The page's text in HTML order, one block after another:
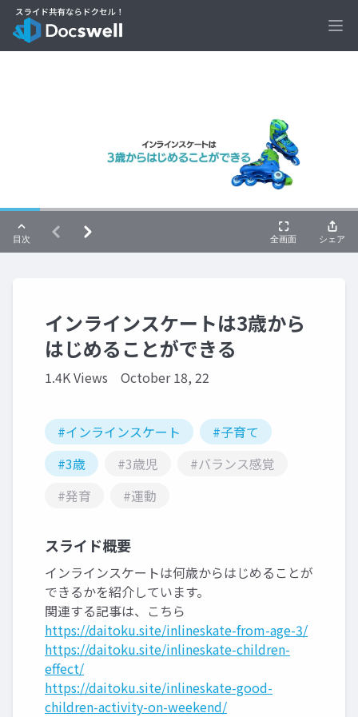
インラインスケートは3歳から
はじめることができる
1.4K Views October 18, 22
#インラインスケート
#子育て
#3歳
#3歳児
#バランス感覚
#発育
#運動
スライド概要
インラインスケートは何歳からはじめることが
できるかを紹介しています。
関連する記事は、こちら
https://daitoku.site/inlineskate-from-age-3/
https://daitoku.site/inlineskate-children-
effect/
https://daitoku.site/inlineskate-good-
children-activity-on-weekend/